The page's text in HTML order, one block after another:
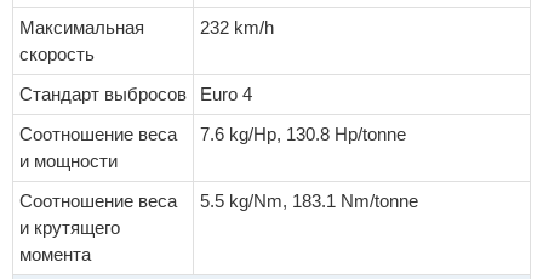
Максимальная
скорость
232 km/h
Стандарт выбросов
Euro 4
Соотношение веса
и мощности
7.6 kg/Hp, 130.8 Hp/tonne
Соотношение веса
и крутящего
момента
5.5 kg/Nm, 183.1 Nm/tonne